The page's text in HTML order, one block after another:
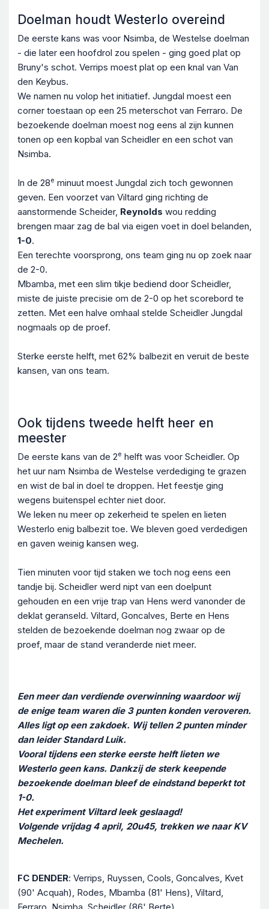
Doelman houdt Westerlo overeind
De eerste kans was voor Nsimba, de Westelse doelman
- die later een hoofdrol zou spelen - ging goed plat op
Bruny's schot. Verrips moest plat op een knal van Van
den Keybus.
We namen nu volop het initiatief. Jungdal moest een
corner toestaan op een 25 meterschot van Ferraro. De
bezoekende doelman moest nog eens al zijn kunnen
tonen op een kopbal van Scheidler en een schot van
Nsimba.
In de 28e minuut moest Jungdal zich toch gewonnen
geven. Een voorzet van Viltard ging richting de
aanstormende Scheider, Reynolds wou redding
brengen maar zag de bal via eigen voet in doel belanden,
1-0.
Een terechte voorsprong, ons team ging nu op zoek naar
de 2-0.
Mbamba, met een slim tikje bediend door Scheidler,
miste de juiste precisie om de 2-0 op het scorebord te
zetten. Met een halve omhaal stelde Scheidler Jungdal
nogmaals op de proef.
Sterke eerste helft, met 62% balbezit en veruit de beste
kansen, van ons team.
Ook tijdens tweede helft heer en
meester
De eerste kans van de 2e helft was voor Scheidler. Op
het uur nam Nsimba de Westelse verdediging te grazen
en wist de bal in doel te droppen. Het feestje ging
wegens buitenspel echter niet door.
We leken nu meer op zekerheid te spelen en lieten
Westerlo enig balbezit toe. We bleven goed verdedigen
en gaven weinig kansen weg.
Tien minuten voor tijd staken we toch nog eens een
tandje bij. Scheidler werd nipt van een doelpunt
gehouden en een vrije trap van Hens werd vanonder de
deklat geranseld. Viltard, Goncalves, Berte en Hens
stelden de bezoekende doelman nog zwaar op de
proef, maar de stand veranderde niet meer.
Een meer dan verdiende overwinning waardoor wij
de enige team waren die 3 punten konden veroveren.
Alles ligt op een zakdoek. Wij tellen 2 punten minder
dan leider Standard Luik.
Vooral tijdens een sterke eerste helft lieten we
Westerlo geen kans. Dankzij de sterk keepende
bezoekende doelman bleef de eindstand beperkt tot
1-0.
Het experiment Viltard leek geslaagd!
Volgende vrijdag 4 april, 20u45, trekken we naar KV
Mechelen.
FC DENDER: Verrips, Ruyssen, Cools, Goncalves, Kvet
(90' Acquah), Rodes, Mbamba (81' Hens), Viltard,